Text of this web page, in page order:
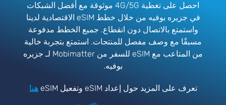
احصل على تغطية 4G/5G موثوقة مع أفضل الشبكات
في جزيره بوفيه من خلال خطط eSIM الاقتصادية لدينا
واستمتع بالاتصال دون انقطاع. جميع الخطط مدفوعة
مسبقًا مع وصف مفصل للمنتجات. استمتع بتجربة خالية
من المتاعب مع eSIM للسفر من Mobimatter لـ جزيره
بوفيه.
تعرف على المزيد حول إعداد eSIM وتفعيل eSIM هنا